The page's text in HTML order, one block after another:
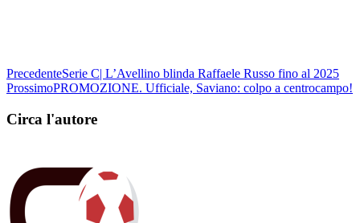
PrecedenteSerie C| L’Avellino blinda Raffaele Russo fino al 2025
ProssimoPROMOZIONE. Ufficiale, Saviano: colpo a centrocampo!
Circa l'autore